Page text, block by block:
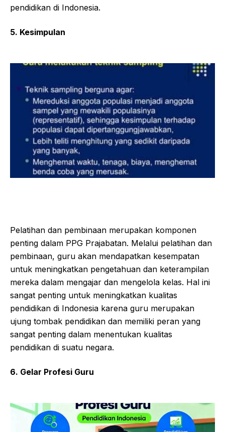
pendidikan di Indonesia.
5. Kesimpulan
Pelatihan dan pembinaan merupakan komponen
penting dalam PPG Prajabatan. Melalui pelatihan dan
pembinaan, guru akan mendapatkan kesempatan
untuk meningkatkan pengetahuan dan keterampilan
mereka dalam mengajar dan mengelola kelas. Hal ini
sangat penting untuk meningkatkan kualitas
pendidikan di Indonesia karena guru merupakan
ujung tombak pendidikan dan memiliki peran yang
sangat penting dalam menentukan kualitas
pendidikan di suatu negara.
6. Gelar Profesi Guru